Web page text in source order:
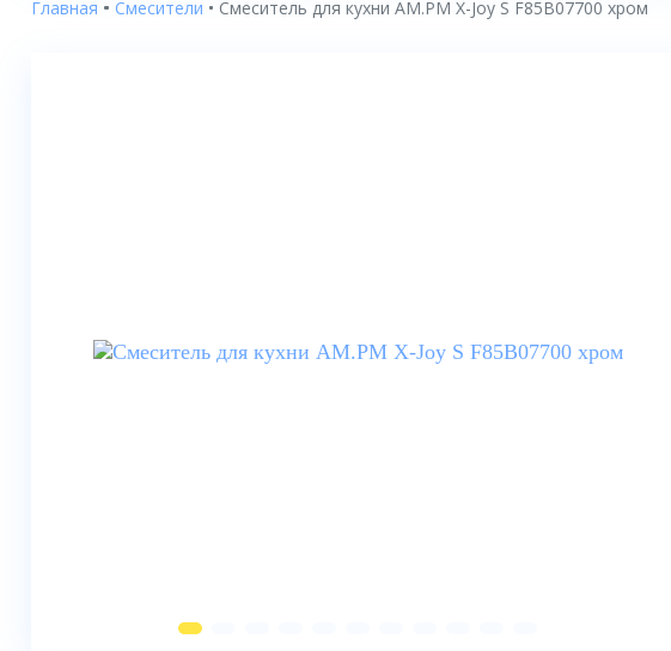
Смесители
Главная Смесители Смеситель для кухни AM.PM X-Joy S F85B07700 хром